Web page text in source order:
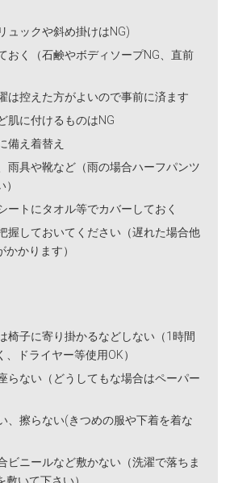
ュックや斜め掛けはNG)
おく（石鹸やボディソープNG、直前
は控えた方がよいので事前に済ます
肌に付けるものはNG
備え着替え
雨具や靴など（雨の場合ハーフパンツ
ートにタオル等でカバーしておく
握しておいてください（遅れた場合他
かります）
椅子に寄り掛かるなどしない（1時間
ドライヤー等使用OK）
らない（どうしてもな場合はペーパー
、擦らない(きつめの服や下着を着な
ビニールなど敷かない（洗濯で落ちま
いて下さい）